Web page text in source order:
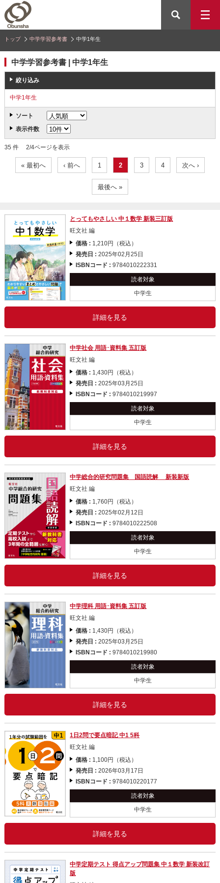
トップ 中学学習参考書 中学1年生
中学学習参考書 | 中学1年生
絞り込み
中学1年生
ソート
表示件数
35 件 2/4ページを表示
« 最初へ ‹ 前へ 1 2 3 4 次へ ›
最後へ »
とってもやさしい 中１数学 新装三訂版
旺文社 編
価格 : 1,210円（税込）
発売日 :2025年02月25日
ISBNコード :9784010222331
読者対象
中学生
詳細を見る
中学社会 用語･資料集 五訂版
旺文社 編
価格 : 1,430円（税込）
発売日 :2025年03月25日
ISBNコード :9784010219997
読者対象
中学生
詳細を見る
中学総合的研究問題集 国語読解 新装新版
旺文社 編
価格 : 1,760円（税込）
発売日 :2025年02月12日
ISBNコード :9784010222508
読者対象
中学生
詳細を見る
中学理科 用語･資料集 五訂版
旺文社 編
価格 : 1,430円（税込）
発売日 :2025年03月25日
ISBNコード :9784010219980
読者対象
中学生
詳細を見る
1日2問で要点暗記 中1 5科
旺文社 編
価格 : 1,100円（税込）
発売日 :2026年03月17日
ISBNコード :9784010220177
読者対象
中学生
詳細を見る
中学定期テスト 得点アップ問題集 中１数学 新装改訂
版